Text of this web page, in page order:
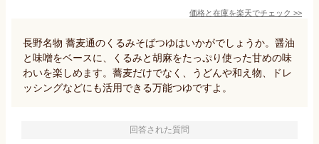
価格と在庫を楽天でチェック >>
長野名物 蕎麦通のくるみそばつゆはいかがでしょうか。醤油
と味噌をベースに、くるみと胡麻をたっぷり使った甘めの味
わいを楽しめます。蕎麦だけでなく、うどんや和え物、ドレ
ッシングなどにも活用できる万能つゆですよ。
回答された質問